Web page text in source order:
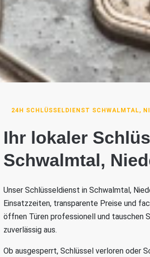
24H SCHLÜSSELDIENST SCHWALMTAL,
Ihr lokaler
Schwalmtal,
Unser Schlüsseldienst in Schwalmtal,
Einsatzzeiten, transparente Preise und
öffnen Türen professionell und tauschen
zuverlässig aus.
Ob ausgesperrt, Schlüssel verloren oder